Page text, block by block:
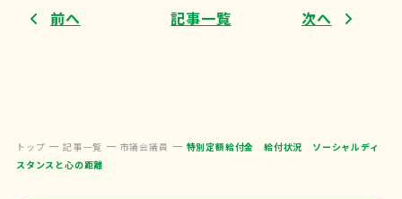
前へ 記事一覧 次へ
トップ 記事一覧 市議会議員
特別定額給付金 給付状況 ソーシャルディ
スタンスと心の距離